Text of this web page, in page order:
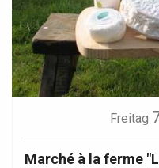
Freitag
Marché à la ferme